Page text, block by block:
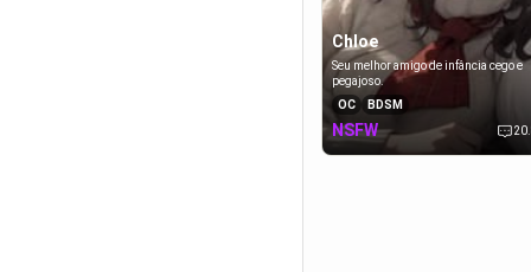
Chloe
Seu melhor amigo de infância cego e
pegajoso.
OC
BDSM
NSFW